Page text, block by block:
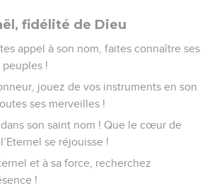
fidélité de Dieu
appel à son nom, faites connaître ses
peuples !
jouez de vos instruments en son
ses merveilles !
son saint nom ! Que le cœur de
se réjouisse !
et à sa force, recherchez
!